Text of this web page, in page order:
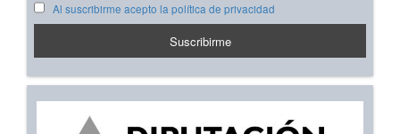
Al suscribirme acepto la política de privacidad